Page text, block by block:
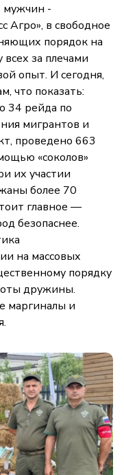
мужчин -
Агро», в свободное
порядок на
за плечами
опыт. И сегодня,
что показать:
34 рейда по
мигрантов и
проведено 663
«соколов»
их участии
более 70
главное —
безопаснее.
на массовых
порядку
дружины.
маргиналы и